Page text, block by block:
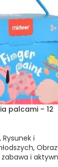
palcami – 12
, Rysunek i
,
i